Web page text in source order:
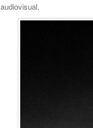
audiovisual.